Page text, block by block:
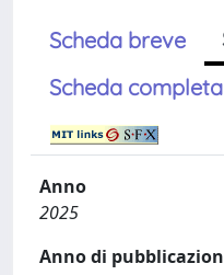
Scheda breve
Scheda
Anno
2025
Anno di